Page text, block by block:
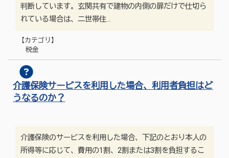
判断しています。玄関共有で建物の内側の扉だけで仕切ら
れている場合は、二世帯住…
【カテゴリ】
税金
介護保険サービスを利用した場合、利用者負担はど
うなるのか？
介護保険のサービスを利用した場合、下記のとおり本人の
所得等に応じて、費用の1割、2割または3割を負担するこ